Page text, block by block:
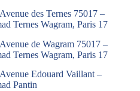
des Ternes 75017 –
Ternes Wagram, Paris 17
de Wagram 75017 –
Ternes Wagram, Paris 17
Edouard Vaillant –
Pantin